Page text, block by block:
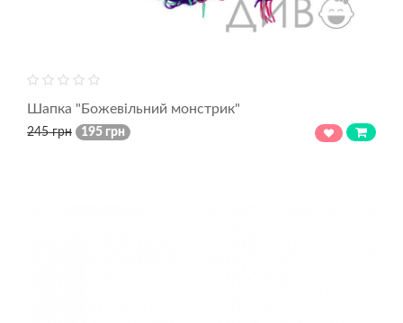
Шапка "Божевільний монстрик"
245 грн 195 грн